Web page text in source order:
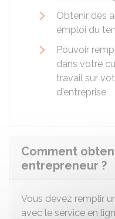
Obtenir des
emploi du
Pouvoir
dans votre
travail sur
d'entreprise
Comment
entrepreneur ?
Vous devez remplir
avec le service en